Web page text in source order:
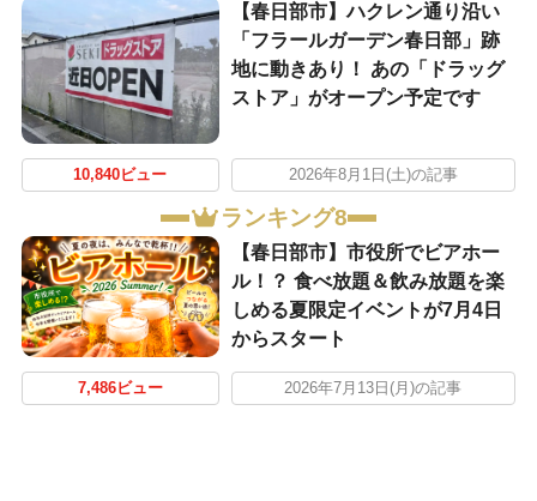
【春日部市】ハクレン通り沿い
「フラールガーデン春日部」跡
地に動きあり！ あの「ドラッグ
ストア」がオープン予定です
10,840ビュー 2026年8月1日(土)の記事
ランキング8
【春日部市】市役所でビアホー
ル！？ 食べ放題＆飲み放題を楽
しめる夏限定イベントが7月4日
からスタート
7,486ビュー 2026年7月13日(月)の記事